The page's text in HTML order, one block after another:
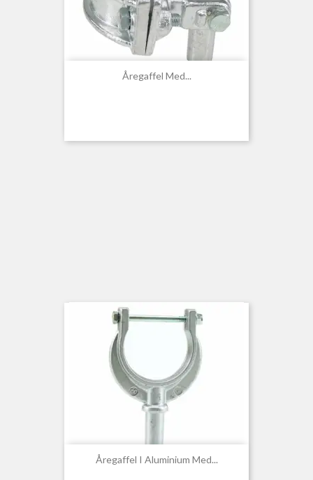
Åregaffel Med...
Åregaffel I Aluminium Med...